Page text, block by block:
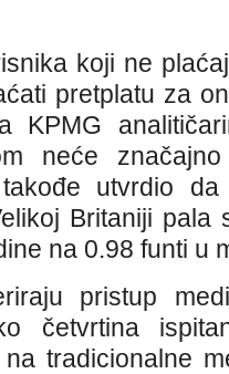
koji ne
pretplatu za
KPMG
neće
utvrdio
Britaniji
na 0.98 funti u
pristup
četvrtina
tradicionalne